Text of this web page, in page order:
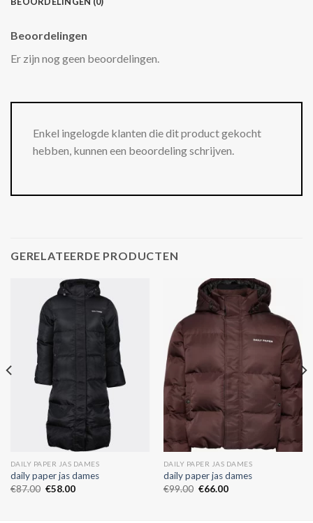
Beoordelingen
Er zijn nog geen beoordelingen.
Enkel ingelogde klanten die dit product gekocht
hebben, kunnen een beoordeling schrijven.
GERELATEERDE PRODUCTEN
DAILY PAPER JAS DAMES
daily paper jas dames
€87.00 €58.00
DAILY PAPER JAS DAMES
daily paper jas dames
€99.00 €66.00